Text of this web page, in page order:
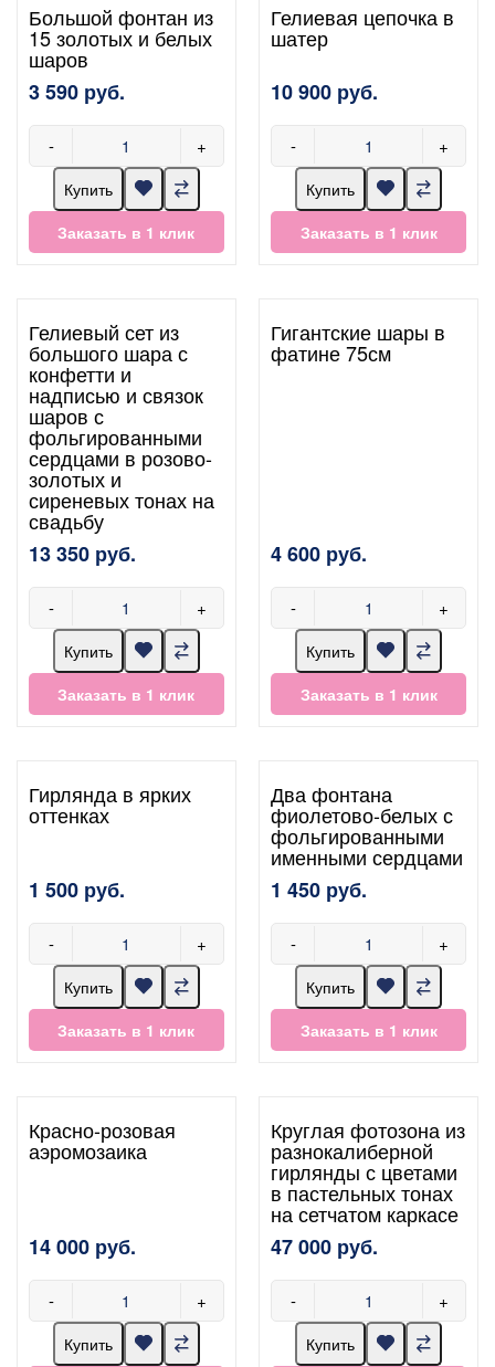
Большой фонтан из
15 золотых и белых
шаров
3 590 руб.
- +
Купить
Заказать в 1 клик
Гелиевая цепочка в
шатер
10 900 руб.
- +
Купить
Заказать в 1 клик
Гелиевый сет из
большого шара с
конфетти и
надписью и связок
шаров с
фольгированными
сердцами в розово-
золотых и
сиреневых тонах на
свадьбу
13 350 руб.
- +
Купить
Заказать в 1 клик
Гигантские шары в
фатине 75см
4 600 руб.
- +
Купить
Заказать в 1 клик
Гирлянда в ярких
оттенках
1 500 руб.
- +
Купить
Заказать в 1 клик
Два фонтана
фиолетово-белых с
фольгированными
именными сердцами
1 450 руб.
- +
Купить
Заказать в 1 клик
Красно-розовая
аэромозаика
14 000 руб.
- +
Купить
Круглая фотозона из
разнокалиберной
гирлянды с цветами
в пастельных тонах
на сетчатом каркасе
47 000 руб.
- +
Купить